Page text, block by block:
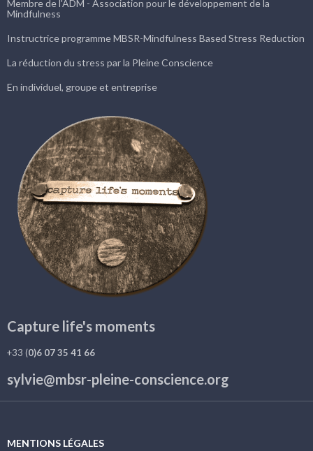
Membre de l'ADM - Association pour le développement de la
Mindfulness
Instructrice programme MBSR-Mindfulness Based Stress Reduction
La réduction du stress par la Pleine Conscience
En individuel, groupe et entreprise
Capture life's moments
+33 (0)6 07 35 41 66
sylvie@mbsr-pleine-conscience.org
MENTIONS LÉGALES